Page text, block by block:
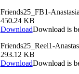
Friends25_FB1-
450.24 KB
DownloadDownload is
Friends25_Reel1-
293.12 KB
DownloadDownload is